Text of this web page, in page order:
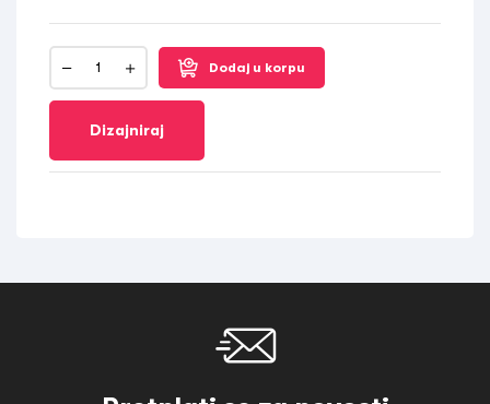
Dodaj u korpu
Dizajniraj